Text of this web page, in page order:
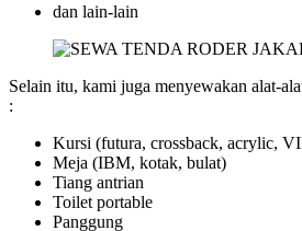
dan lain-lain
Selain itu, kami juga menyewakan alat-
:
Kursi (futura, crossback, acrylic,
Meja (IBM, kotak, bulat)
Tiang antrian
Toilet portable
Panggung